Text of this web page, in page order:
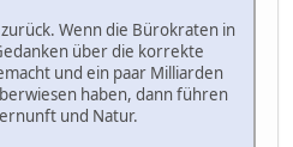
Wenn die Bürokraten in
über die korrekte
und ein paar Milliarden
haben, dann führen
und Natur.